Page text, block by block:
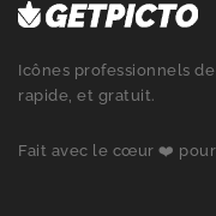
Icônes professionnels
rapide, et gratuit.
Fait avec le cœur ❤️